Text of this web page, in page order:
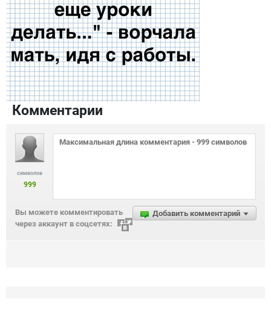
Комментарии
символов
999
Добавить комментарий
Вы можете комментировать
через аккаунт в соцсетях: